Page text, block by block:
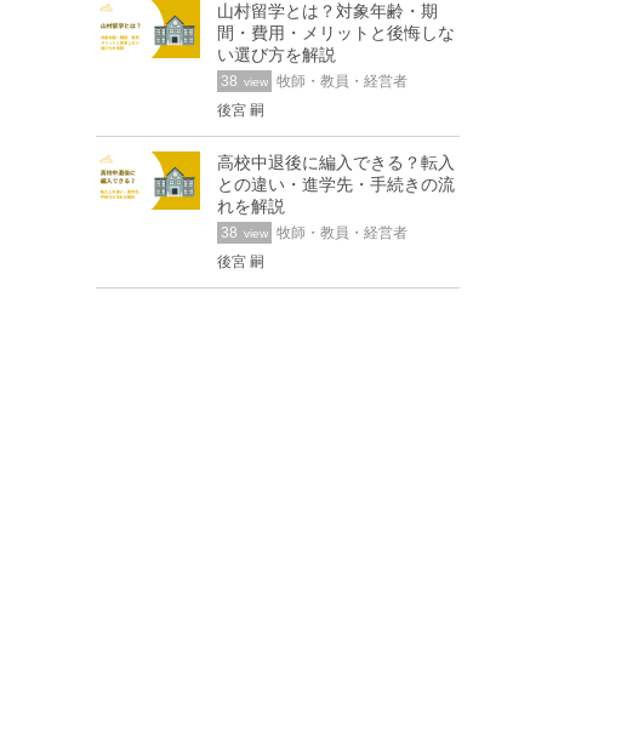
山村留学とは？対象年齢・期
間・費用・メリットと後悔しな
い選び方を解説
38 view
牧師・教員・経営者
後宮 嗣
高校中退後に編入できる？転入
との違い・進学先・手続きの流
れを解説
38 view
牧師・教員・経営者
後宮 嗣